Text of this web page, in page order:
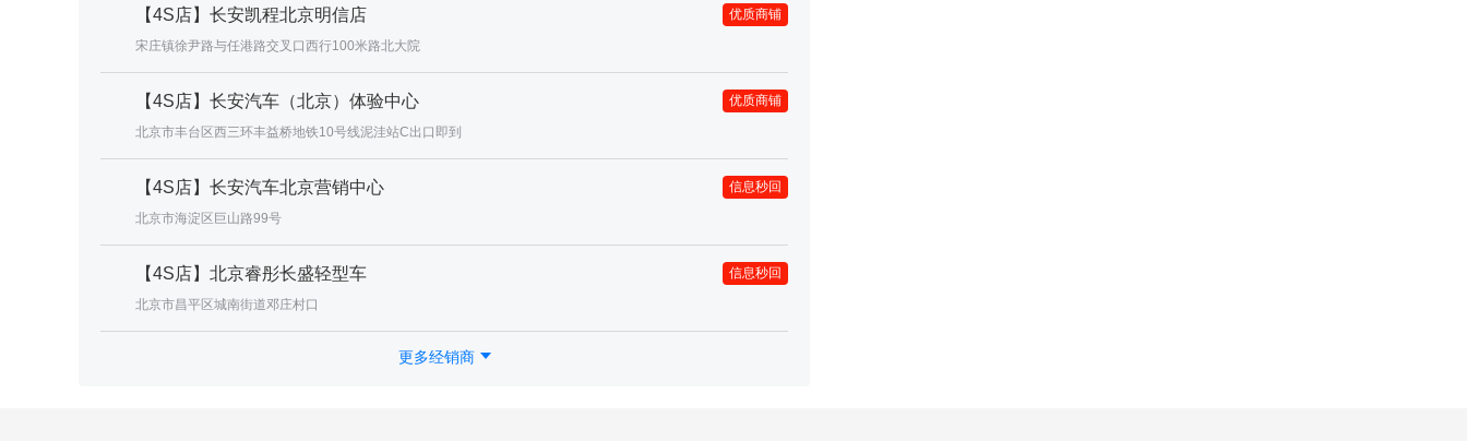
【4S店】长安凯程北京明信店
宋庄镇徐尹路与任港路交叉口西行100米路北大院
优质商铺
【4S店】长安汽车（北京）体验中心
北京市丰台区西三环丰益桥地铁10号线泥洼站C出口即到
优质商铺
【4S店】长安汽车北京营销中心
北京市海淀区巨山路99号
信息秒回
【4S店】北京睿彤长盛轻型车
北京市昌平区城南街道邓庄村口
信息秒回
更多经销商